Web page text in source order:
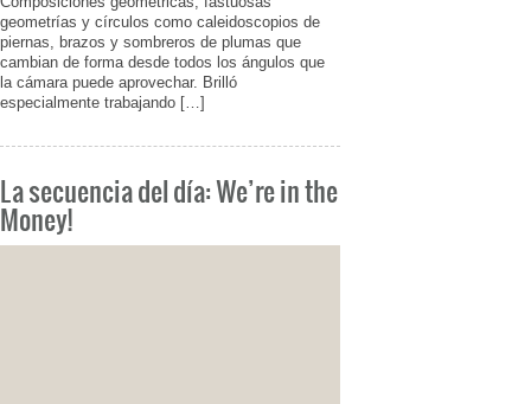
geometrías y círculos como caleidoscopios de
piernas, brazos y sombreros de plumas que
cambian de forma desde todos los ángulos que
la cámara puede aprovechar. Brilló
especialmente trabajando […]
La secuencia del día: We’re in the
Money!